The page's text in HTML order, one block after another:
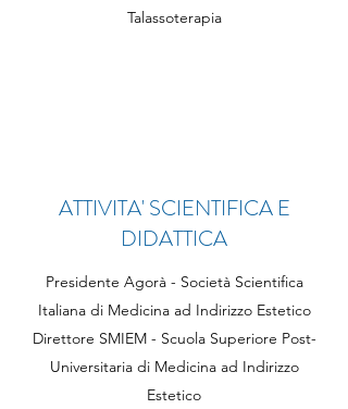
Talassoterapia
ATTIVITA' SCIENTIFICA E
DIDATTICA
Presidente Agorà - Società Scientifica
Italiana di Medicina ad Indirizzo Estetico
Direttore SMIEM - Scuola Superiore Post-
Universitaria di Medicina ad Indirizzo
Estetico